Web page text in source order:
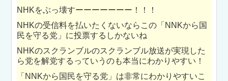
NHKをぶっ壊すーーーーーーー！！！
NHKの受信料を払いたくないならこの「NNKから国
民を守る党」に投票するしかないね
NHKのスクランブルのスクランブル放送が実現した
ら党を解党するっていうのも本当にわかりやすい！
「NNKから国民を守る党」は非常にわかりやすいこ